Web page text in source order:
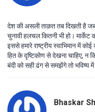
देश की असली ताक़त तब दिखती है
चुनावी हलचल कितनी भी हो।
इससे हमारे राष्ट्रीय स्वाभिमान में
हित के दृष्टिकोण से देखना चाहिए, न
बंदी को सही ढंग से समझेंगे तो
Bhaskar